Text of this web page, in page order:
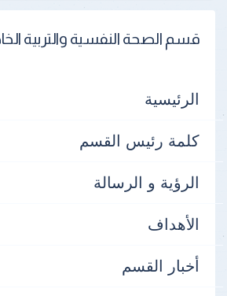
قسم الصحة النفسية والتربية
الرئيسية
كلمة رئيس القسم
الرؤية و الرسالة
الأهداف
أخبار القسم